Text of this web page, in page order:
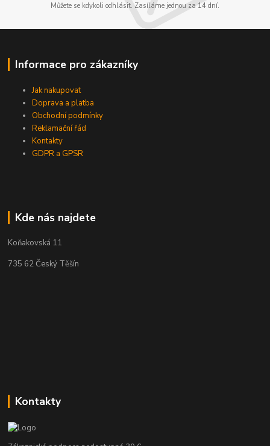
Můžete se kdykoli odhlásit. Zasíláme jednou za 14 dní.
Informace pro zákazníky
Jak nakupovat
Doprava a platba
Obchodní podmínky
Reklamační řád
Kontakty
GDPR a GPSR
Kde nás najdete
Koňakovská 11
735 62 Český Těšín
Kontakty